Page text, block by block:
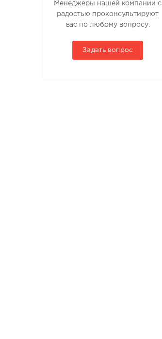
Менеджеры нашей компании с
радостью проконсультируют
вас по любому вопросу.
Задать вопрос